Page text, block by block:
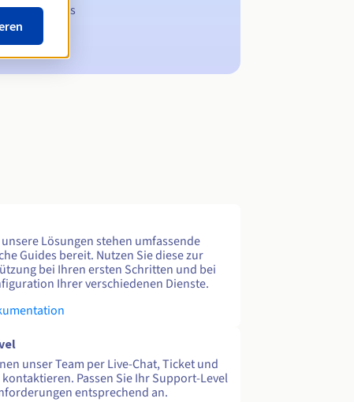
Lösungen stehen umfassende
Guides bereit. Nutzen Sie diese zur
bei Ihren ersten Schritten und bei
Ihrer verschiedenen Dienste.
unser Team per Live-Chat, Ticket und
Passen Sie Ihr Support-Level
entsprechend an.